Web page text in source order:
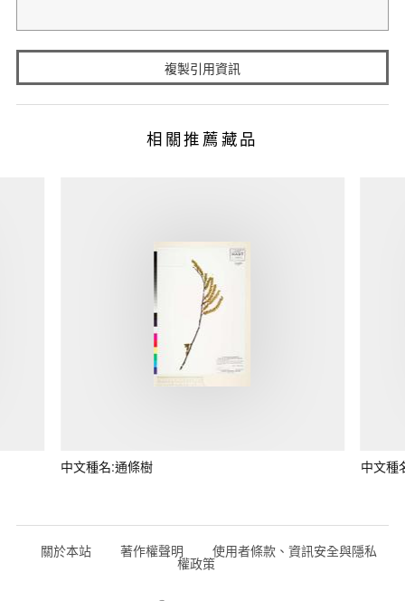
複製引用資訊
相關推薦藏品
中文種名:通條樹 中文種
關於本站 著作權聲明 使用者條款、資訊安全與隱私
權政策